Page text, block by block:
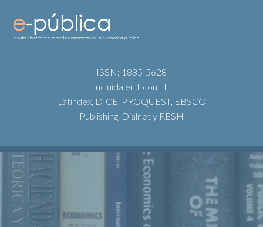
ISSN: 1885-5628
incluida en EconLit,
Latindex, DICE, PROQUEST, EBSCO
Publishing, Dialnet y RESH